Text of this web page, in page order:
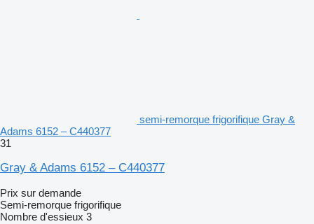
semi-remorque frigorifique Gray &
Adams 6152 – C440377
31
Gray & Adams 6152 – C440377
Prix sur demande
Semi-remorque frigorifique
Nombre d'essieux 3